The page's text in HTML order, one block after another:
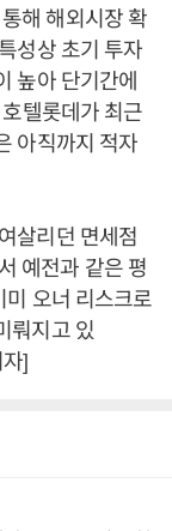
해 해외시장 확
성상 초기 투자
높아 단기간에
텔롯데가 최근
아직까지 적자
살리던 면세점
예전과 같은 평
오너 리스크로
뤄지고 있
]